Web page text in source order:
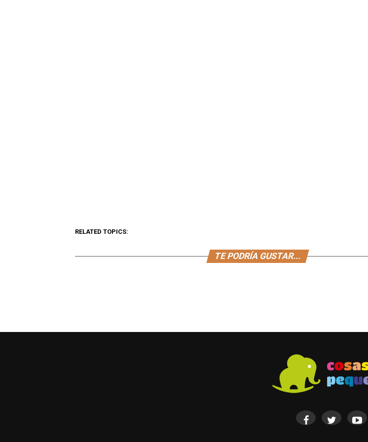
RELATED TOPICS:
TE PODRÍA GUSTAR...